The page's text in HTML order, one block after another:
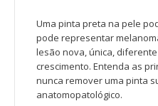
Uma pinta preta na pele
pode representar
lesão nova, única,
crescimento. Entenda as
nunca remover uma pinta
anatomopatológico.